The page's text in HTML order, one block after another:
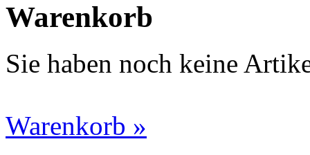
Warenkorb
Sie haben noch keine
Warenkorb »